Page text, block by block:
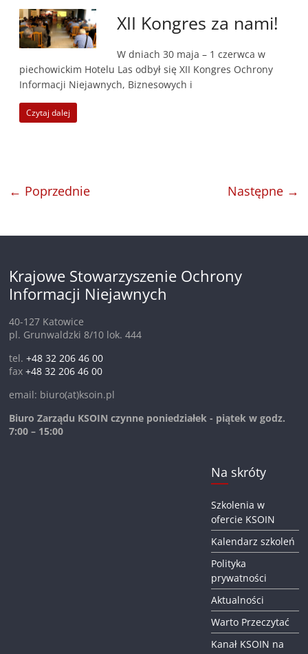
XII Kongres za nami!
W dniach 30 maja – 1 czerwca w
piechowickim Hotelu Las odbył się XII Kongres Ochrony
Informacji Niejawnych, Biznesowych i
Czytaj dalej
← Poprzednie Następne →
Krajowe Stowarzyszenie Ochrony
Informacji Niejawnych
40-127 Katowice
pl. Grunwaldzki 8/10 lok. 444
tel.+48 32 206 46 00
fax+48 32 206 46 00
email: biuro(at)ksoin.pl
Biuro Zarządu KSOIN czynne poniedziałek - piątek w godz.
7:00 – 15:00
Na skróty
Szkolenia w
ofercie KSOIN
Kalendarz szkoleń
Polityka
prywatności
Aktualności
Warto Przeczytać
Kanał KSOIN na